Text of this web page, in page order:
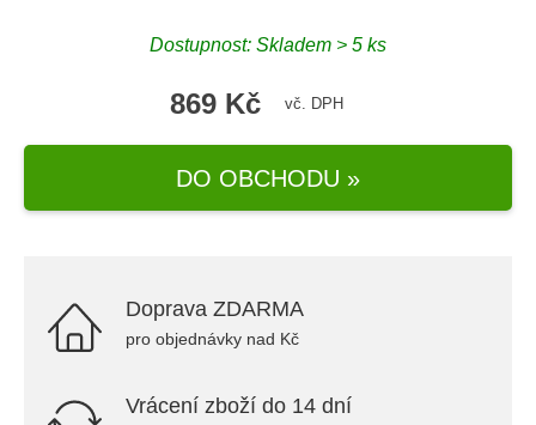
Dostupnost: Skladem > 5 ks
869 Kč vč. DPH
DO OBCHODU »
Doprava ZDARMA
pro objednávky nad Kč
Vrácení zboží do 14 dní